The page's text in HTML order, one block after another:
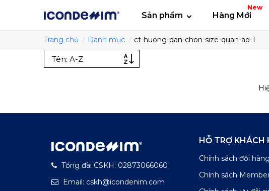
Sản phẩm Hàng Mới
New
Trang chủ Danh mục ct-huong-dan-chon-size-quan-ao-1
Tổng đài CSKH: 02873066060
Email: cskh@icondenim.com
HỖ TRỢ KHÁCH
Chính sách đổi
Chính sách